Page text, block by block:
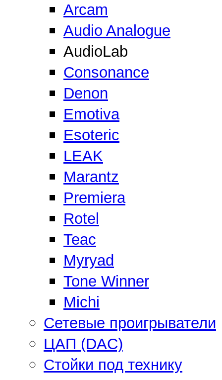
Arcam
Audio Analogue
AudioLab
Consonance
Denon
Emotiva
Esoteric
LEAK
Marantz
Premiera
Rotel
Teac
Myryad
Tone Winner
Michi
Сетевые проигрыватели
ЦАП (DAC)
Стойки под технику